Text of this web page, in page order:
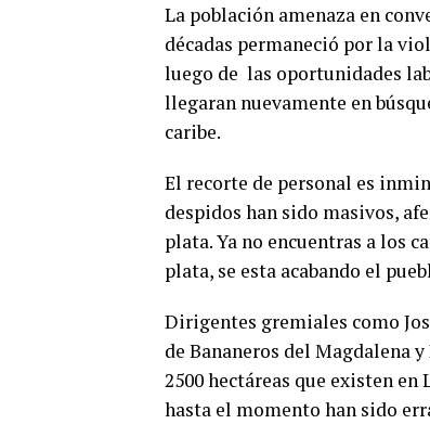
La población amenaza en
décadas permaneció por la
luego de las oportunidades
llegaran nuevamente en
caribe.
El recorte de personal es
despidos han sido masivos,
plata. Ya no encuentras a los
plata, se esta acabando el
Dirigentes gremiales como
de Bananeros del Magdalena
2500 hectáreas que existen
hasta el momento han sido